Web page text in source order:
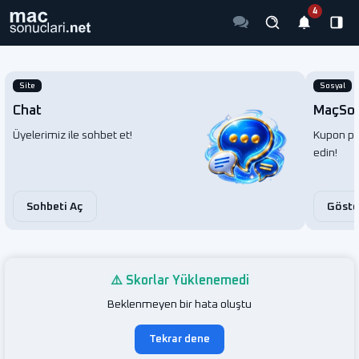
Site
Chat
Üyelerimiz ile sohbet et!
Sohbeti Aç
Sosyal
Kupon
edin!
⚠️ Skorlar Yüklenemedi
Beklenmeyen bir hata oluştu
Tekrar dene